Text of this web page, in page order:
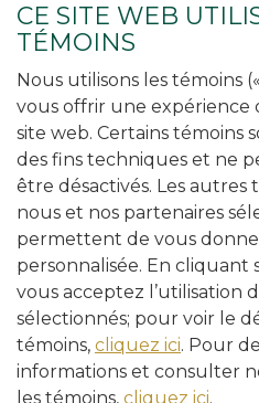
Contenus
Boutique
Nouvelles
Facebook
Instagram
Politique de
Code de
CE SITE WEB
TÉMOINS
Nous utilisons les témoins
vous offrir une expérience
site web. Certains témoins
des fins techniques et ne
être désactivés. Les autres
nous et nos partenaires
permettent de vous
personnalisée. En cliquant
vous acceptez l’utilisation
sélectionnés; pour voir le
témoins, cliquez ici. Pour
informations et consulter
les témoins, cliquez ici.